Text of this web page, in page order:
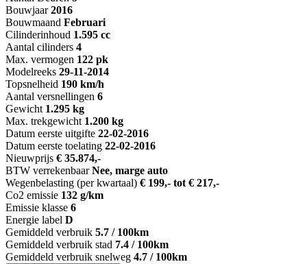
Bouwjaar 2016
Bouwmaand Februari
Cilinderinhoud 1.595 cc
Aantal cilinders 4
Max. vermogen 122 pk
Modelreeks 29-11-2014
Topsnelheid 190 km/h
Aantal versnellingen 6
Gewicht 1.295 kg
Max. trekgewicht 1.200 kg
Datum eerste uitgifte 22-02-2016
Datum eerste toelating 22-02-2016
Nieuwprijs € 35.874,-
BTW verrekenbaar Nee, marge auto
Wegenbelasting (per kwartaal) € 199,- tot € 217,-
Co2 emissie 132 g/km
Emissie klasse 6
Energie label D
Gemiddeld verbruik 5.7 / 100km
Gemiddeld verbruik stad 7.4 / 100km
Gemiddeld verbruik snelweg 4.7 / 100km